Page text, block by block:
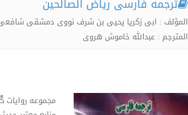
المؤلف : ابی زکریا یحیی بن شرف نووی دمشقی
المترجم : عبدالله خاموش هروی
مجموعه روایات